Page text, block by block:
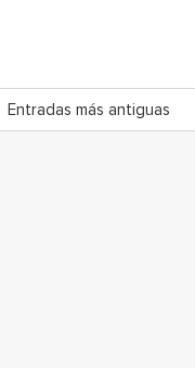
Entradas más antiguas